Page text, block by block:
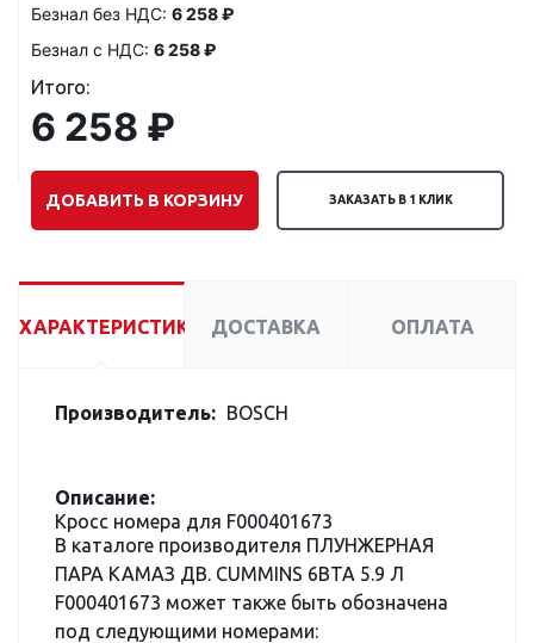
Безнал без НДС: 6 258 ₽
Безнал с НДС: 6 258 ₽
Итого:
6 258 ₽
ДОБАВИТЬ В КОРЗИНУ ЗАКАЗАТЬ В 1 КЛИК
ХАРАКТЕРИСТИКИ ДОСТАВКА ОПЛАТА
Производитель: BOSCH
Описание:
Кросс номера для F000401673
В каталоге производителя ПЛУНЖЕРНАЯ
ПАРА KAMAЗ ДВ. CUMMINS 6BTA 5.9 Л
F000401673 может также быть обозначена
под следующими номерами: